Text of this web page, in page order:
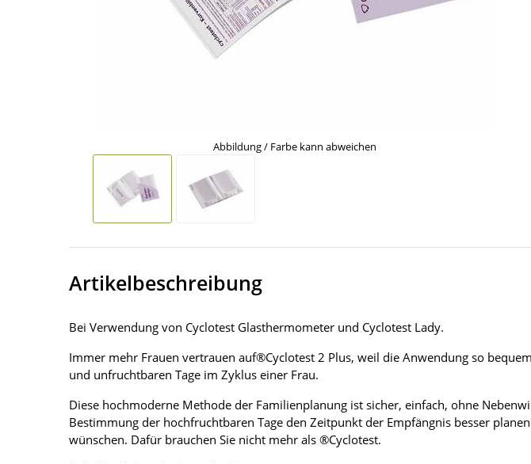
Abbildung / Farbe kann abweichen
Artikelbeschreibung
Bei Verwendung von Cyclotest Glasthermometer und Cyclotest Lady.
Immer mehr Frauen vertrauen auf®Cyclotest 2 Plus, weil die Anwendung so
und unfruchtbaren Tage im Zyklus einer Frau.
Diese hochmoderne Methode der Familienplanung ist sicher, einfach, ohne
Bestimmung der hochfruchtbaren Tage den Zeitpunkt der Empfängnis besser
wünschen. Dafür brauchen Sie nicht mehr als ®Cyclotest.